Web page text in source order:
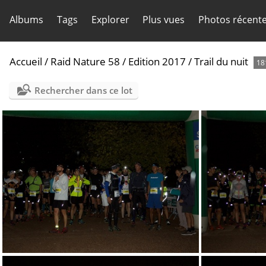
Albums Tags Explorer Plus vues Photos
Accueil / Raid Nature 58 / Edition 2017 /Trail du nuit
Rechercher dans ce lot